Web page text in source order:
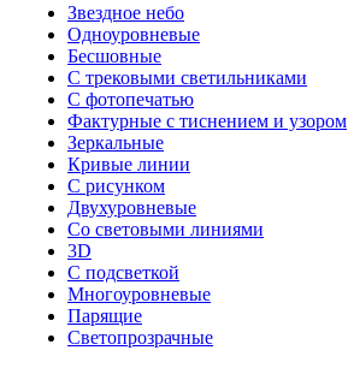
Звездное небо
Одноуровневые
Бесшовные
С трековыми светильниками
С фотопечатью
Фактурные с тиснением и узором
Зеркальные
Кривые линии
С рисунком
Двухуровневые
Со световыми линиями
3D
С подсветкой
Многоуровневые
Парящие
Светопрозрачные